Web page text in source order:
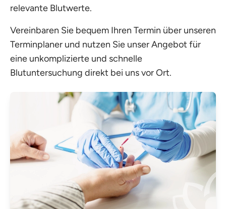
relevante Blutwerte.
Vereinbaren Sie bequem Ihren Termin über unseren
Terminplaner und nutzen Sie unser Angebot für
eine unkomplizierte und schnelle
Blutuntersuchung direkt bei uns vor Ort.